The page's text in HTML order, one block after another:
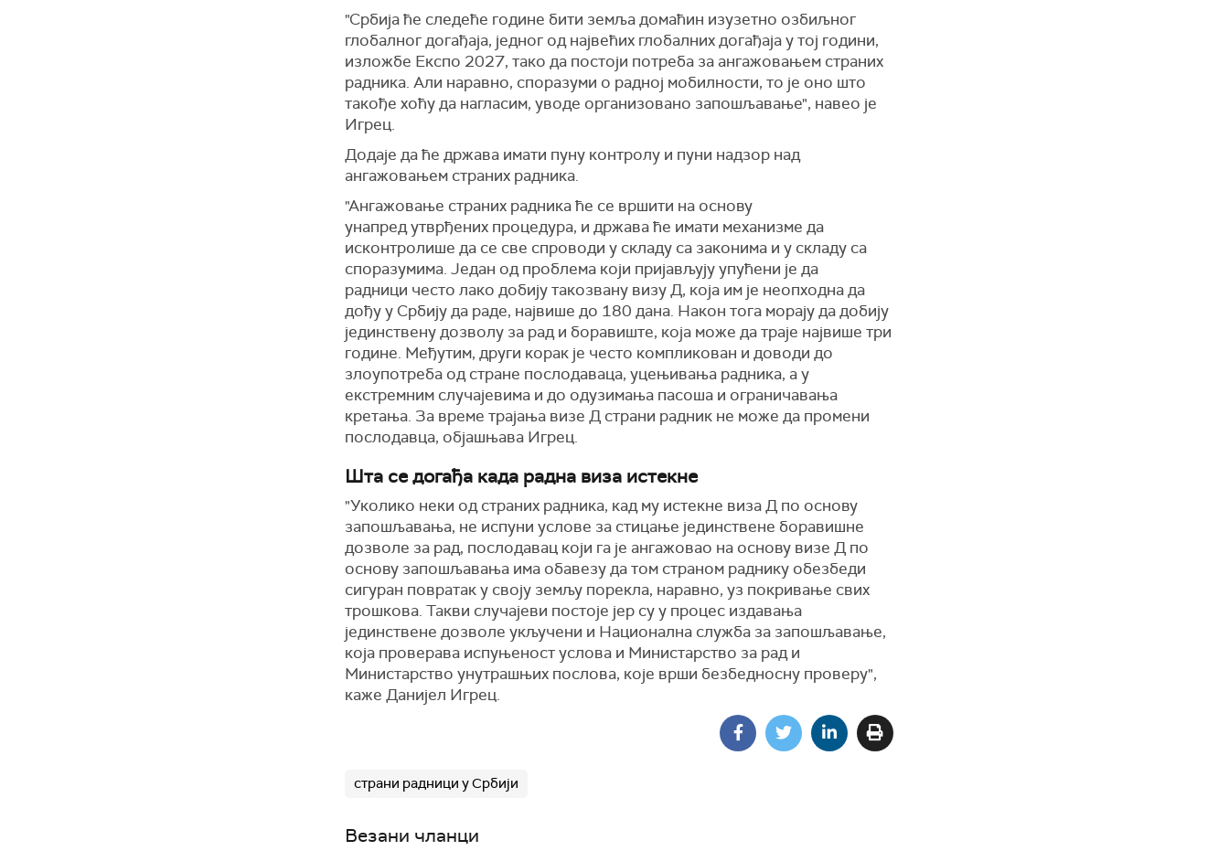
"Србија ће следеће године бити земља домаћин изузетно озбиљног
глобалног догађаја, једног од највећих глобалних догађаја у тој години,
изложбе Експо 2027, тако да постоји потреба за ангажовањем страних
радника. Али наравно, споразуми о радној мобилности, то је оно што
такође хоћу да нагласим, уводе организовано запошљавање", навео је
Игрец.
Додаје да ће држава имати пуну контролу и пуни надзор над
ангажовањем страних радника.
"Ангажовање страних радника ће се вршити на основу
унапред утврђених процедура, и држава ће имати механизме да
исконтролише да се све спроводи у складу са законима и у складу са
споразумима. Један од проблема који пријављују упућени је да
радници често лако добију такозвану визу Д, која им је неопходна да
дођу у Србију да раде, највише до 180 дана. Након тога морају да добију
јединствену дозволу за рад и боравиште, која може да траје највише три
године. Међутим, други корак је често компликован и доводи до
злоупотреба од стране послодаваца, уцењивања радника, а у
екстремним случајевима и до одузимања пасоша и ограничавања
кретања. За време трајања визе Д страни радник не може да промени
послодавца, објашњава Игрец.
Шта се догађа када радна виза истекне
"Уколико неки од страних радника, кад му истекне виза Д по основу
запошљавања, не испуни услове за стицање јединствене боравишне
дозволе за рад, послодавац који га је ангажовао на основу визе Д по
основу запошљавања има обавезу да том страном раднику обезбеди
сигуран повратак у своју земљу порекла, наравно, уз покривање свих
трошкова. Такви случајеви постоје јер су у процес издавања
јединствене дозволе укључени и Национална служба за запошљавање,
која проверава испуњеност услова и Министарство за рад и
Министарство унутрашњих послова, које врши безбедносну проверу",
каже Данијел Игрец.
страни радници у Србији
Везани чланци